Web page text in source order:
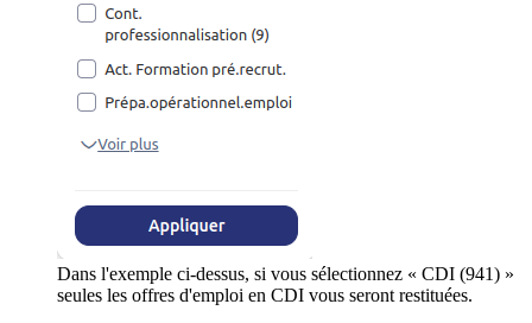
Dans l'exemple ci-dessus, si vous sélectionnez « CDI (941) »
seules les offres d'emploi en CDI vous seront restituées.